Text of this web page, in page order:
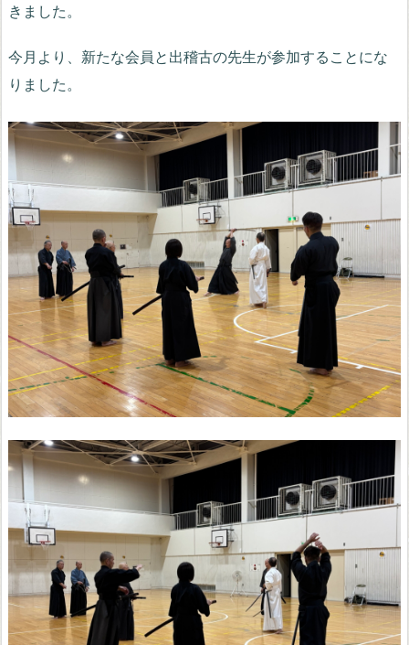
きました。
今月より、新たな会員と出稽古の先生が参加することにな
りました。